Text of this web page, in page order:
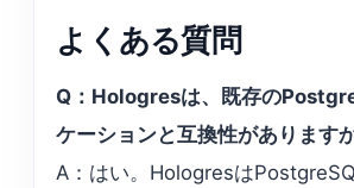
よくある質問
Q：Hologresは、既存の
ケーションと互換性があります
A：はい。Hologresは